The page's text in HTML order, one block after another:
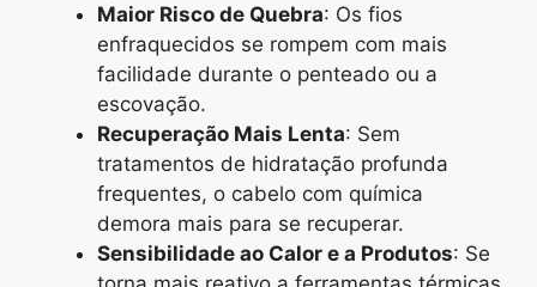
Maior Risco de Quebra: Os fios
enfraquecidos se rompem com mais
facilidade durante o penteado ou a
escovação.
Recuperação Mais Lenta: Sem
tratamentos de hidratação profunda
frequentes, o cabelo com química
demora mais para se recuperar.
Sensibilidade ao Calor e a Produtos: Se